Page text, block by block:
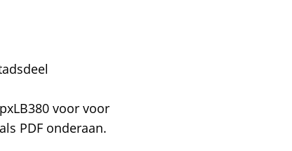
voor voor
PDF onderaan.